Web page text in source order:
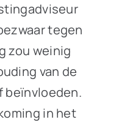
tegen
zou weinig
van de
beïnvloeden.
in het